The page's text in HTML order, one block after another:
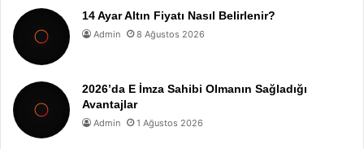
14 Ayar Altın Fiyatı Nasıl Belirlenir?
Admin 8 Ağustos 2026
2026’da E İmza Sahibi Olmanın Sağladığı
Avantajlar
Admin 1 Ağustos 2026